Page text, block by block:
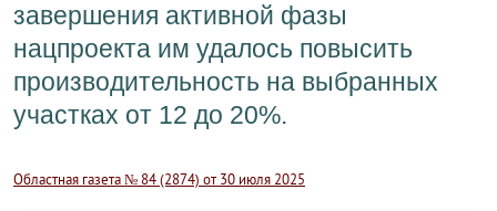
завершения активной фазы
нацпроекта им удалось повысить
производительность на выбранных
участках от 12 до 20%.
Областная газета № 84 (2874) от 30 июля 2025